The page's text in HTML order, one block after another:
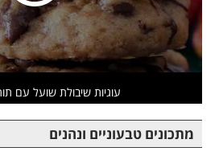
עוגיות שיבולת שועל עם
מתכונים טבעוניים ונהנים